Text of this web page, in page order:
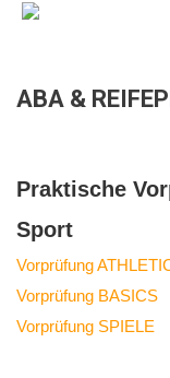
ABA &
Praktische
Sport
Vorprüfung
Vorprüfung BASICS
Vorprüfung SPIELE